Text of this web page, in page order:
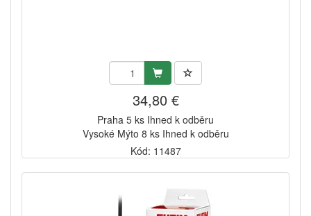
34,80 €
Praha 5 ks Ihned k odběru
Vysoké Mýto 8 ks Ihned k odběru
Kód: 11487